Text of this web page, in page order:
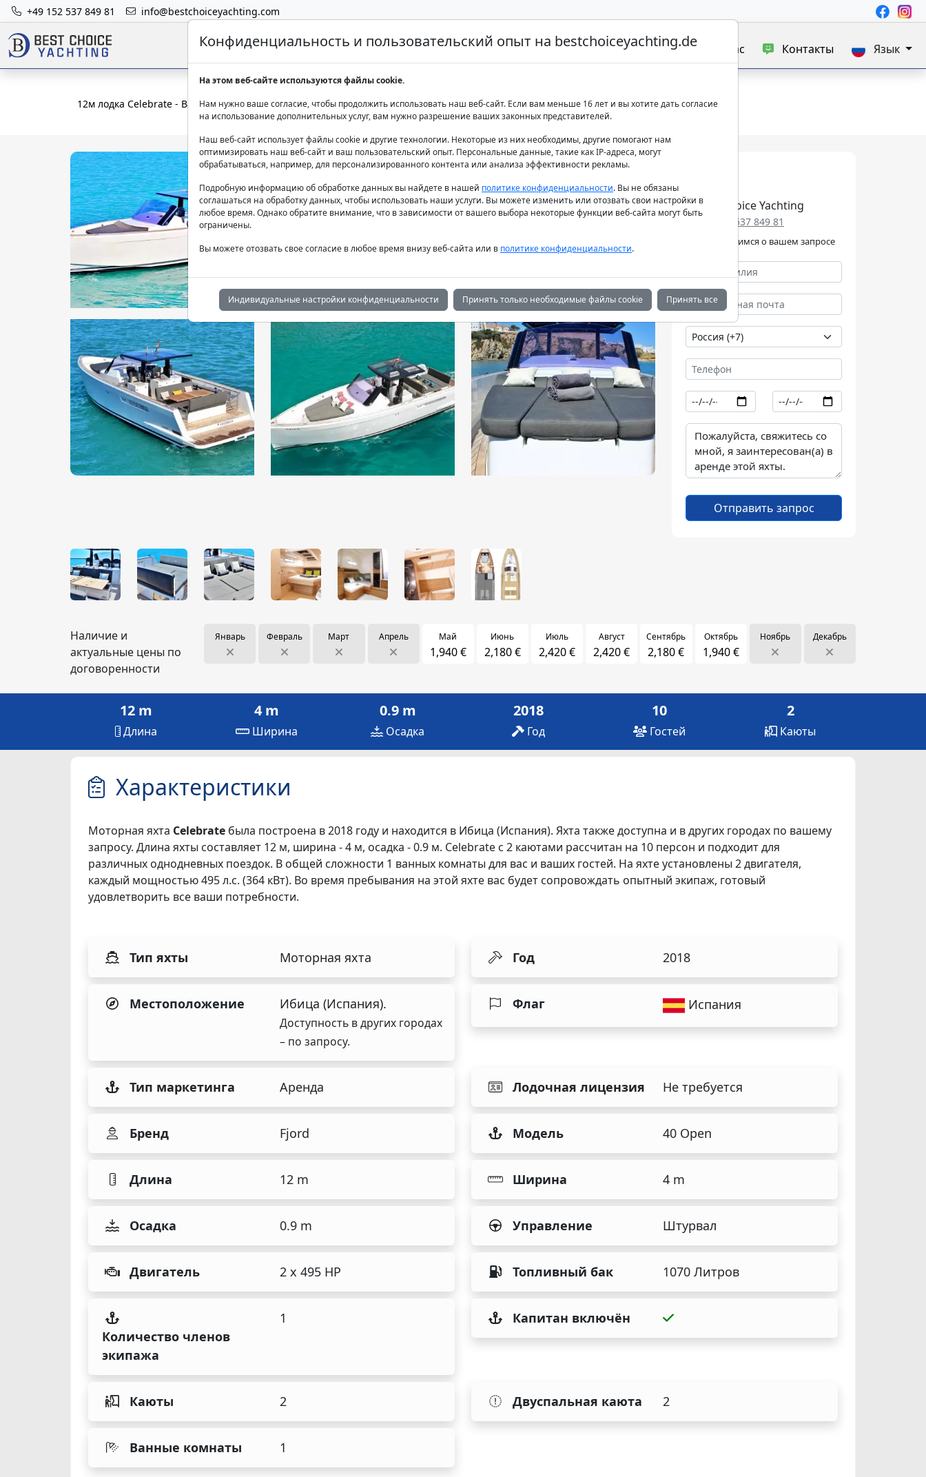
+49 152 537 849 81 info@bestchoiceyachting.com
Аренда яхт класса люкс Аренда яхт Продажа яхт Блог О нас Контакты Язык
12м лодка Celebrate - Ваш частный круиз из Ибицы
Best Choice Yachting
+49 152 537 849 81
Мы позаботимся о вашем запросе
Отправить запрос
Наличие и
актуальные цены по
договоренности
Январь Февраль Март Апрель Май
1,940 €
Июнь
2,180 €
Июль
2,420 €
Август
2,420 €
Сентябрь
2,180 €
Октябрь
1,940 €
Ноябрь Декабрь
12 m
Длина
4 m
Ширина
0.9 m
Осадка
2018
Год
10
Гостей
2
Каюты
Характеристики
Моторная яхта Celebrate была построена в 2018 году и находится в Ибица (Испания). Яхта также доступна и в других городах по вашему
запросу. Длина яхты составляет 12 м, ширина - 4 м, осадка - 0.9 м. Celebrate с 2 каютами рассчитан на 10 персон и подходит для
различных однодневных поездок. В общей сложности 1 ванных комнаты для вас и ваших гостей. На яхте установлены 2 двигателя,
каждый мощностью 495 л.с. (364 кВт). Во время пребывания на этой яхте вас будет сопровождать опытный экипаж, готовый
удовлетворить все ваши потребности.
Тип яхты Моторная яхта Год 2018
Местоположение Ибица (Испания).
Доступность в других городах
– по запросу.
Флаг Испания
Тип маркетинга Аренда Лодочная лицензия Не требуется
Бренд Fjord Модель 40 Open
Длина 12 m Ширина 4 m
Осадка 0.9 m Управление Штурвал
Двигатель 2 x 495 HP Топливный бак 1070 Литров
Количество членов
экипажа
1 Капитан включён
Каюты 2 Двуспальная каюта 2
Ванные комнаты 1
Конфиденциальность и пользовательский опыт на bestchoiceyachting.de
На этом веб-сайте используются файлы cookie.
Нам нужно ваше согласие, чтобы продолжить использовать наш веб-сайт. Если вам меньше 16 лет и вы хотите дать согласие
на использование дополнительных услуг, вам нужно разрешение ваших законных представителей.
Наш веб-сайт использует файлы cookie и другие технологии. Некоторые из них необходимы, другие помогают нам
оптимизировать наш веб-сайт и ваш пользовательский опыт. Персональные данные, такие как IP-адреса, могут
обрабатываться, например, для персонализированного контента или анализа эффективности рекламы.
Подробную информацию об обработке данных вы найдете в нашей политике конфиденциальности. Вы не обязаны
соглашаться на обработку данных, чтобы использовать наши услуги. Вы можете изменить или отозвать свои настройки в
любое время. Однако обратите внимание, что в зависимости от вашего выбора некоторые функции веб-сайта могут быть
ограничены.
Вы можете отозвать свое согласие в любое время внизу веб-сайта или в политике конфиденциальности.
Индивидуальные настройки конфиденциальности Принять только необходимые файлы cookie Принять все